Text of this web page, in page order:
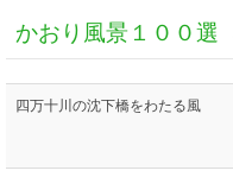
かおり風景１００選
四万十川の沈下橋をわたる風